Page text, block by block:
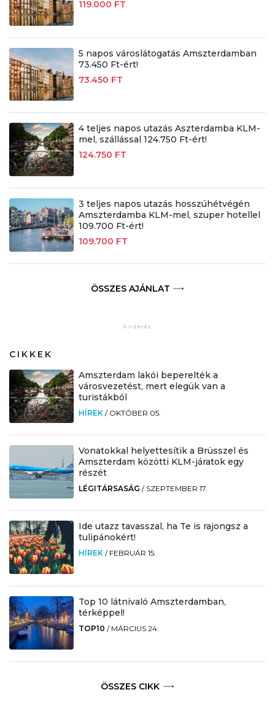
119.000 FT
5 napos városlátogatás Amszterdamban
73.450 Ft-ért!
73.450 FT
4 teljes napos utazás Aszterdamba KLM-
mel, szállással 124.750 Ft-ért!
124.750 FT
3 teljes napos utazás hosszúhétvégén
Amszterdamba KLM-mel, szuper hotellel
109.700 Ft-ért!
109.700 FT
ÖSSZES AJÁNLAT
CIKKEK
Amszterdam lakói beperelték a
városvezetést, mert elegük van a
turistákból
HÍREK / OKTÓBER 05.
Vonatokkal helyettesítik a Brüsszel és
Amszterdam közötti KLM-járatok egy
részét
LÉGITÁRSASÁG / SZEPTEMBER 17.
Ide utazz tavasszal, ha Te is rajongsz a
tulipánokért!
HÍREK / FEBRUÁR 15.
Top 10 látnivaló Amszterdamban,
térképpel!
TOP10 / MÁRCIUS 24.
ÖSSZES CIKK